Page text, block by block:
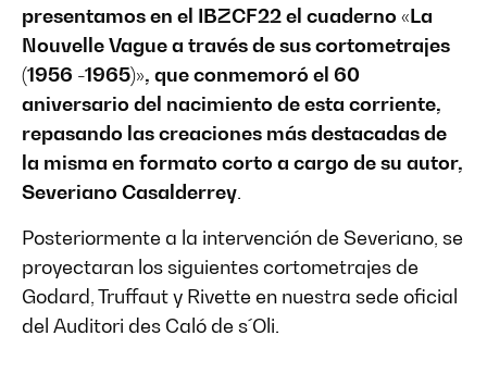
presentamos en el IBZCF22 el cuaderno «La
Nouvelle Vague a través de sus cortometrajes
(1956 -1965)», que conmemoró el 60
aniversario del nacimiento de esta corriente,
repasando las creaciones más destacadas de
la misma en formato corto a cargo de su autor,
Severiano Casalderrey.
Posteriormente a la intervención de Severiano, se
proyectaran los siguientes cortometrajes de
Godard, Truffaut y Rivette en nuestra sede oficial
del Auditori des Caló de s´Oli.